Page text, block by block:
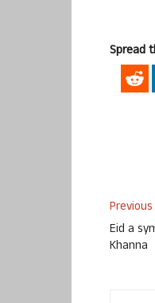
Spread
Eid a
Khanna